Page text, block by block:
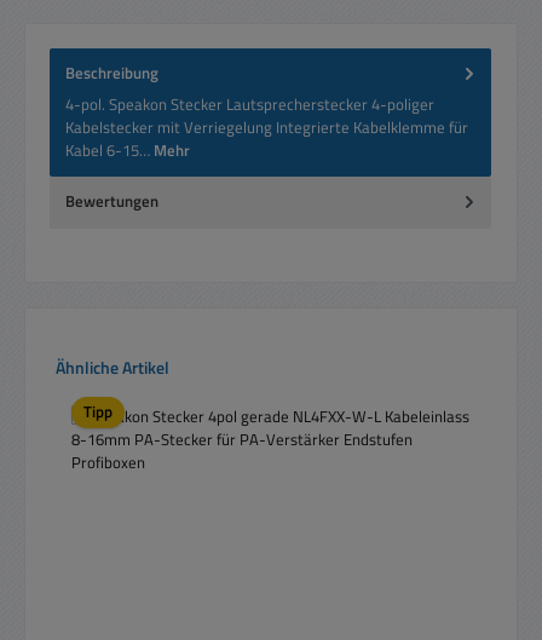
Beschreibung
4-pol. Speakon Stecker Lautsprecherstecker 4-poliger
Kabelstecker mit Verriegelung Integrierte Kabelklemme für
Kabel 6-15… Mehr
Bewertungen
Produktgalerie überspringen
Ähnliche Artikel
Tipp